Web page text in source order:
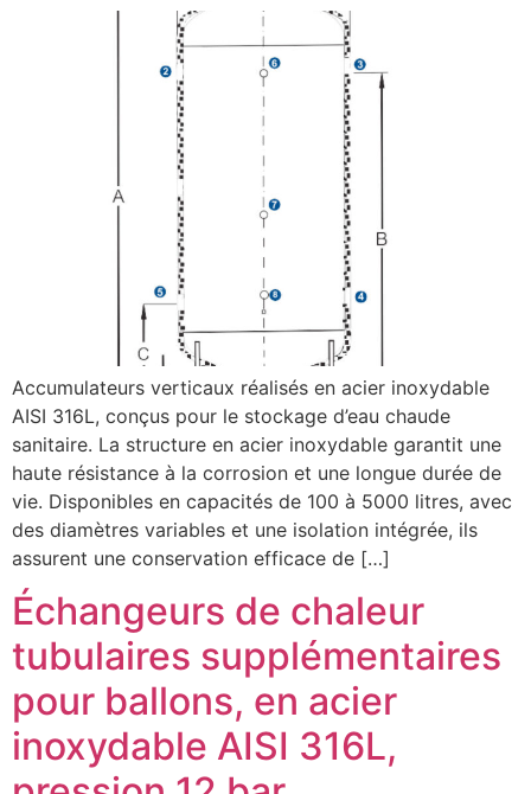
Accumulateurs verticaux réalisés en acier inoxydable
AISI 316L, conçus pour le stockage d’eau chaude
sanitaire. La structure en acier inoxydable garantit une
haute résistance à la corrosion et une longue durée de
vie. Disponibles en capacités de 100 à 5000 litres, avec
des diamètres variables et une isolation intégrée, ils
assurent une conservation efficace de […]
Échangeurs de chaleur
tubulaires supplémentaires
pour ballons, en acier
inoxydable AISI 316L,